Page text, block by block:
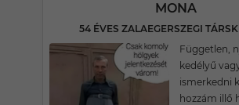
MONA
54 ÉVES ZALAEGERSZEGI
Független,
kedélyű
ismerkedni
hozzám illő